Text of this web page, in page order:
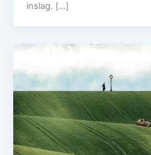
inslag. […]